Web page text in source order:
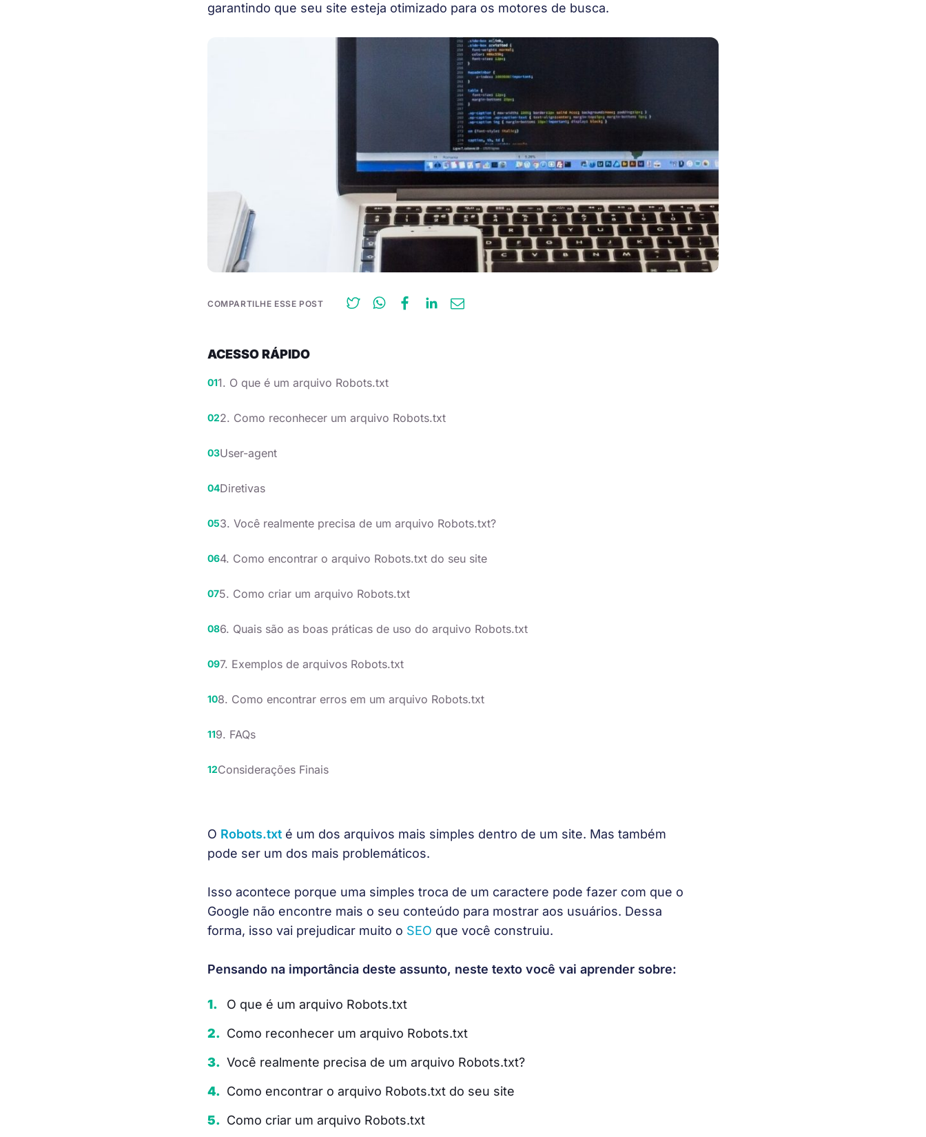
garantindo que seu site esteja otimizado para os motores de busca.
COMPARTILHE ESSE POST
ACESSO RÁPIDO
1. O que é um arquivo Robots.txt
2. Como reconhecer um arquivo Robots.txt
User-agent
Diretivas
3. Você realmente precisa de um arquivo Robots.txt?
4. Como encontrar o arquivo Robots.txt do seu site
5. Como criar um arquivo Robots.txt
6. Quais são as boas práticas de uso do arquivo Robots.txt
7. Exemplos de arquivos Robots.txt
8. Como encontrar erros em um arquivo Robots.txt
9. FAQs
Considerações Finais
O Robots.txt é um dos arquivos mais simples dentro de um site. Mas também
pode ser um dos mais problemáticos.
Isso acontece porque uma simples troca de um caractere pode fazer com que o
Google não encontre mais o seu conteúdo para mostrar aos usuários. Dessa
forma, isso vai prejudicar muito o SEO que você construiu.
Pensando na importância deste assunto, neste texto você vai aprender sobre:
O que é um arquivo Robots.txt
Como reconhecer um arquivo Robots.txt
Você realmente precisa de um arquivo Robots.txt?
Como encontrar o arquivo Robots.txt do seu site
Como criar um arquivo Robots.txt